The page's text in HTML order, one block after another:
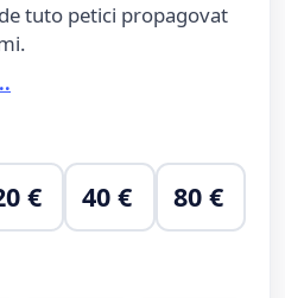
tuto petici propagovat
€ 40 € 80 €